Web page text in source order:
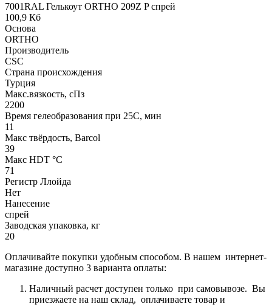
7001RAL Гелькоут ORTHO 209Z P спрей
100,9 Кб
Основа
ORTHO
Производитель
CSC
Страна происхождения
Турция
Макс.вязкoсть, сПз
2200
Время гелеобразования при 25С, мин
11
Макс твёрдость, Barcol
39
Макс HDT °С
71
Регистр Ллойда
Нет
Нанесение
спрей
Заводская упаковка, кг
20
Оплачивайте покупки удобным способом. В нашем интернет-
магазине доступно 3 варианта оплаты:
Наличный расчет доступен только при самовывозе. Вы
приезжаете на наш склад, оплачиваете товар и